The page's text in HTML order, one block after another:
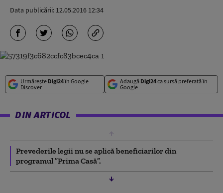
Data publicării: 12.05.2016 12:34
Urmărește Digi24în Google
Discover
Adaugă Digi24ca sursă preferată în
Google
DIN ARTICOL
Prevederile legii nu se aplică beneficiarilor din
programul ”Prima Casă”.